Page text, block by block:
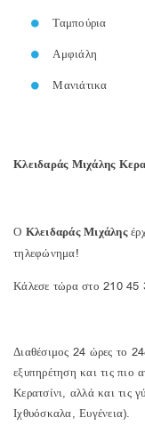
Ταμπούρια
Αμφιάλη
Μανιάτικα
Κλειδαράς Μιχάλης
Ο Κλειδαράς Μιχάλης
τηλεφώνημα!
Κάλεσε τώρα στο 210 45
Διαθέσιμος 24 ώρες το
εξυπηρέτηση και τις πιο
Κερατσίνι, αλλά και τις
Ιχθυόσκαλα, Ευγένεια).